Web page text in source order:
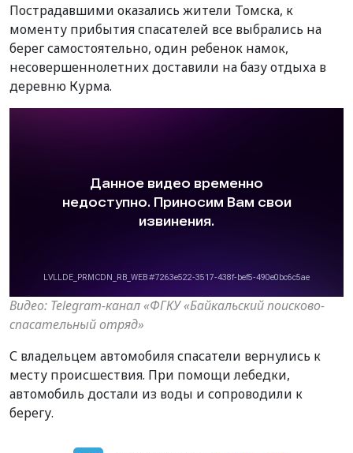
Пострадавшими оказались жители Томска, к
моменту прибытия спасателей все выбрались на
берег самостоятельно, один ребенок намок,
несовершеннолетних доставили на базу отдыха в
деревню Курма.
Видео: Telegram-канал «ФГКУ «Байкальский поисково-
спасательный отряд»
С владельцем автомобиля спасатели вернулись к
месту происшествия. При помощи лебедки,
автомобиль достали из воды и сопроводили к
берегу.